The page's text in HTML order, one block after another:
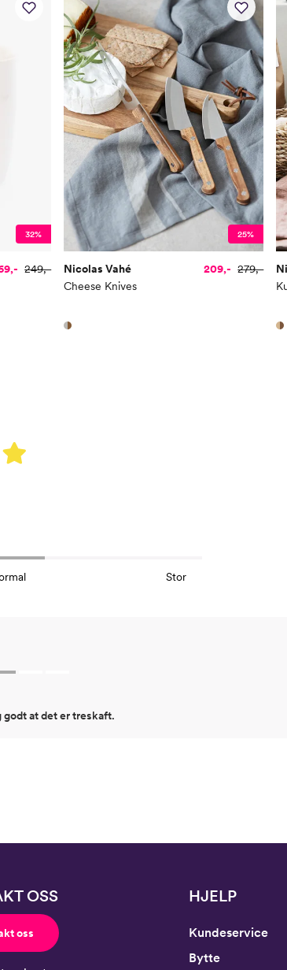
32%
249,-
25%
Nicolas Vahé
Cheese Knives
209,- 279,-
Stor
at det er treskaft.
OSS
oss
HJELP
Kundeservice
Bytte